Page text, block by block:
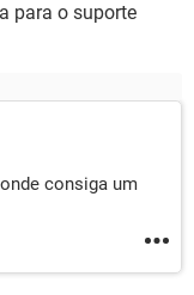
para o suporte
consiga um